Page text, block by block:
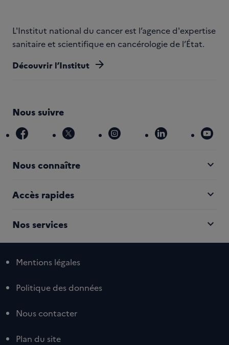
L'Institut national du cancer est l’agence d'expertise
sanitaire et scientifique en cancérologie de l’État.
Découvrir l’Institut arrow_forward
Nous suivre
facebook x instagram linkedin
Nous connaître expand_more
Accès rapides expand_more
Nos services expand_more
Mentions légales
Politique des données
Nous contacter
Plan du site